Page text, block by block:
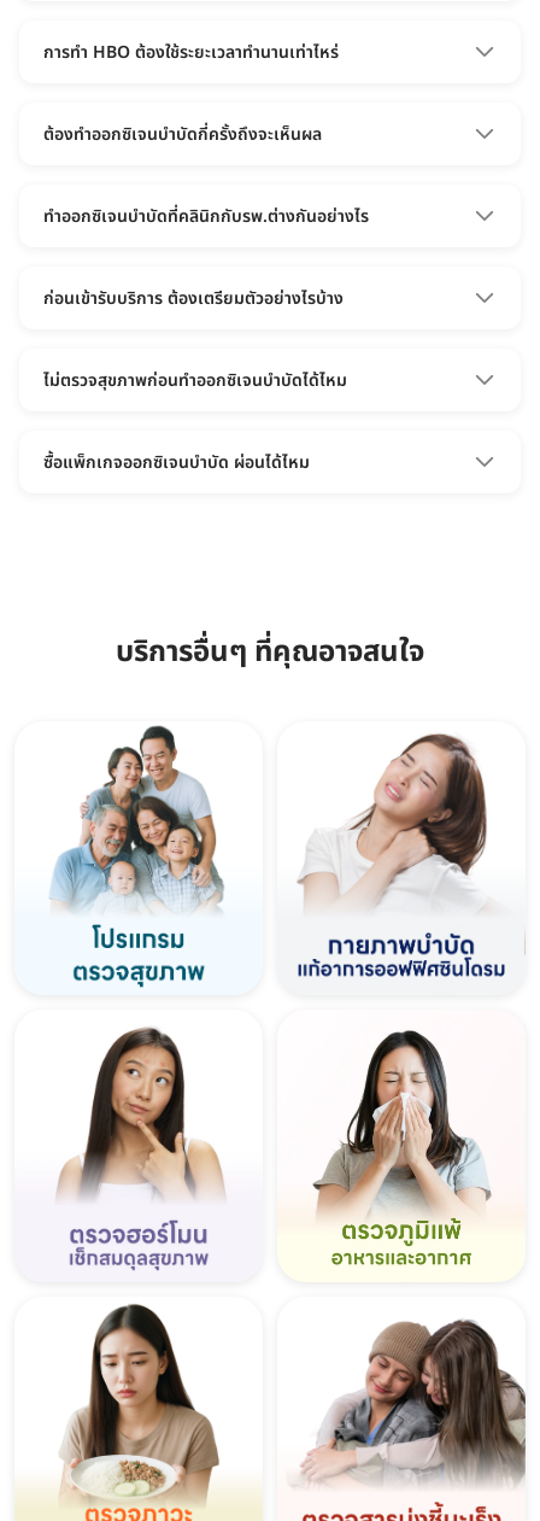
• ผู้ที่อยู่ในช่วงพักฟื้นหลังผ่าตัดหรือหัตถการ
• ผู้ที่ทำศัลยกรรมความงาม
• ผู้ที่อยากดูแลระบบไหลเวียน
• ผู้ที่ต้องการการดูแลแบบจริงจังภายใต้การดูแลของแพทย์
• ผู้สูงอายุที่ต้องการตัวเลือกในการดูแลร่างกาย"
การทำ HBO ต้องใช้ระยะเวลาทำนานเท่าไหร่
ต้องทำออกซิเจนบำบัดกี่ครั้งถึงจะเห็นผล
ของแต่ละคนนะคะ แนะนำปรึกษาแพทย์เพื่อประเมินอีกครั้งนะคะ
ทำออกซิเจนบำบัดที่คลินิกกับรพ.ต่างกันอย่างไร
ก่อน แรงดันเครื่องน้อยกว่ารพ. จึงอาจเหมาะกับคนที่อยาก
ทำออกซิเจนบำบัดที่รพ. ต้องตรวจสุขภาพก่อนทำ หากไม่มี
เครื่องอยู่ในระดับการแพทย์ จึงเหมาะกับการดูแลสุขภาพหรือ
ก่อนเข้ารับบริการ ต้องเตรียมตัวอย่างไรบ้าง
บริการ
ความดันอากาศที่สูงกว่าปกติจากตัวเครื่องอาจทำให้อาการ
ไม่ตรวจสุขภาพก่อนทำออกซิเจนบำบัดได้ไหม
ทำที่คลินิก
ซื้อแพ็กเกจออกซิเจนบำบัด ผ่อนได้ไหม
บริการอื่นๆ ที่คุณอาจสนใจ